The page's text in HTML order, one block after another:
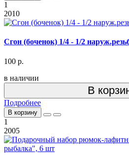
1
2010
Сгон (боченок) 1/4 - 1/2
100 р.
в наличии
В
Подробнее
В корзину
1
2005